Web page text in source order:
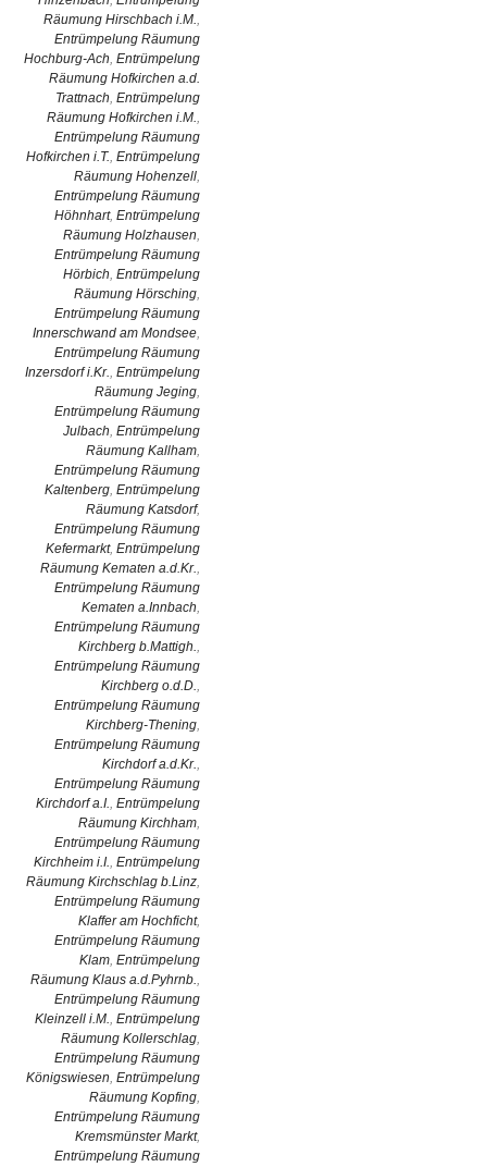
Räumung Hirschbach i.M.,
Entrümpelung Räumung
Hochburg-Ach, Entrümpelung
Räumung Hofkirchen a.d.
Trattnach, Entrümpelung
Räumung Hofkirchen i.M.,
Entrümpelung Räumung
Hofkirchen i.T., Entrümpelung
Räumung Hohenzell,
Entrümpelung Räumung
Höhnhart, Entrümpelung
Räumung Holzhausen,
Entrümpelung Räumung
Hörbich, Entrümpelung
Räumung Hörsching,
Entrümpelung Räumung
Innerschwand am Mondsee,
Entrümpelung Räumung
Inzersdorf i.Kr., Entrümpelung
Räumung Jeging,
Entrümpelung Räumung
Julbach, Entrümpelung
Räumung Kallham,
Entrümpelung Räumung
Kaltenberg, Entrümpelung
Räumung Katsdorf,
Entrümpelung Räumung
Kefermarkt, Entrümpelung
Räumung Kematen a.d.Kr.,
Entrümpelung Räumung
Kematen a.Innbach,
Entrümpelung Räumung
Kirchberg b.Mattigh.,
Entrümpelung Räumung
Kirchberg o.d.D.,
Entrümpelung Räumung
Kirchberg-Thening,
Entrümpelung Räumung
Kirchdorf a.d.Kr.,
Entrümpelung Räumung
Kirchdorf a.I., Entrümpelung
Räumung Kirchham,
Entrümpelung Räumung
Kirchheim i.I., Entrümpelung
Räumung Kirchschlag b.Linz,
Entrümpelung Räumung
Klaffer am Hochficht,
Entrümpelung Räumung
Klam, Entrümpelung
Räumung Klaus a.d.Pyhrnb.,
Entrümpelung Räumung
Kleinzell i.M., Entrümpelung
Räumung Kollerschlag,
Entrümpelung Räumung
Königswiesen, Entrümpelung
Räumung Kopfing,
Entrümpelung Räumung
Kremsmünster Markt,
Entrümpelung Räumung